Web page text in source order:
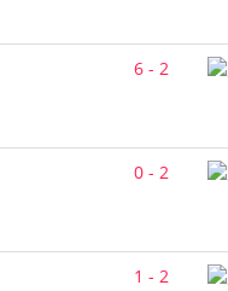
6 - 2
0 - 2
1 - 2